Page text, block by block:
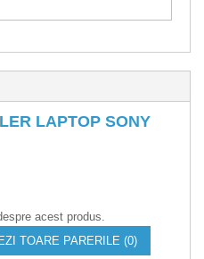
LAPTOP SONY
acest produs.
TOARE PARERILE (0)